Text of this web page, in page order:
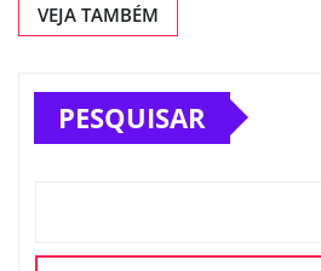
VEJA TAMBÉM
PESQUISAR